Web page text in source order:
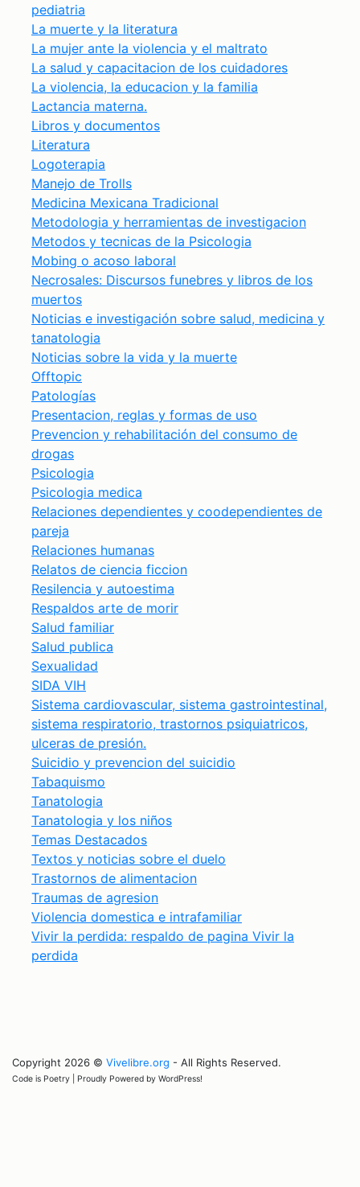
pediatria
La muerte y la literatura
La mujer ante la violencia y el maltrato
La salud y capacitacion de los cuidadores
La violencia, la educacion y la familia
Lactancia materna.
Libros y documentos
Literatura
Logoterapia
Manejo de Trolls
Medicina Mexicana Tradicional
Metodologia y herramientas de investigacion
Metodos y tecnicas de la Psicologia
Mobing o acoso laboral
Necrosales: Discursos funebres y libros de los
muertos
Noticias e investigación sobre salud, medicina y
tanatologia
Noticias sobre la vida y la muerte
Offtopic
Patologías
Presentacion, reglas y formas de uso
Prevencion y rehabilitación del consumo de
drogas
Psicologia
Psicologia medica
Relaciones dependientes y coodependientes de
pareja
Relaciones humanas
Relatos de ciencia ficcion
Resilencia y autoestima
Respaldos arte de morir
Salud familiar
Salud publica
Sexualidad
SIDA VIH
Sistema cardiovascular, sistema gastrointestinal,
sistema respiratorio, trastornos psiquiatricos,
ulceras de presión.
Suicidio y prevencion del suicidio
Tabaquismo
Tanatologia
Tanatologia y los niños
Temas Destacados
Textos y noticias sobre el duelo
Trastornos de alimentacion
Traumas de agresion
Violencia domestica e intrafamiliar
Vivir la perdida: respaldo de pagina Vivir la
perdida
Copyright 2026 © Vivelibre.org - All Rights Reserved.
Code is Poetry | Proudly Powered by WordPress!